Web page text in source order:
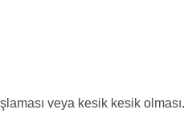
veya kesik kesik olması.